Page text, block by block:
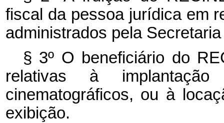
fiscal da pessoa jurídica em
administrados pela
§ 3º O beneficiário do
relativas à
cinematográficos, ou à
exibição.